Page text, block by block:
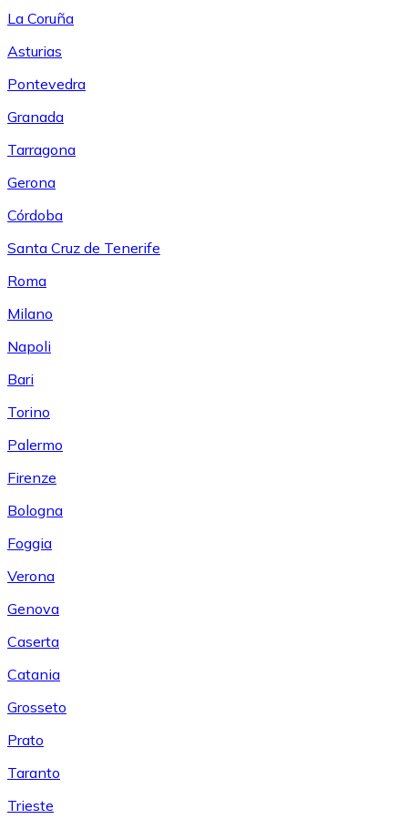
La Coruña
Asturias
Pontevedra
Granada
Tarragona
Gerona
Córdoba
Santa Cruz de Tenerife
Roma
Milano
Napoli
Bari
Torino
Palermo
Firenze
Bologna
Foggia
Verona
Genova
Caserta
Catania
Grosseto
Prato
Taranto
Trieste